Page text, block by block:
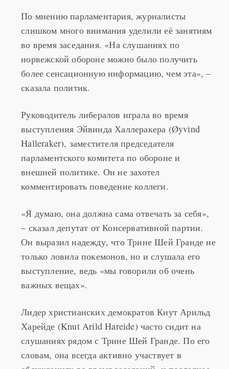
По мнению парламентария, журналисты
слишком много внимания уделили её занятиям
во время заседания. «На слушаниях по
норвежской обороне можно было получить
более сенсационную информацию, чем эта», –
сказала политик.
Руководитель либералов играла во время
выступления Эйвинда Халлеракера (Øyvind
Halleraker), заместителя председателя
парламентского комитета по обороне и
внешней политике. Он не захотел
комментировать поведение коллеги.
«Я думаю, она должна сама отвечать за себя»,
– сказал депутат от Консервативной партии.
Он выразил надежду, что Трине Шей Гранде не
только ловила покемонов, но и слушала его
выступление, ведь «мы говорили об очень
важных вещах».
Лидер христианских демократов Кнут Арильд
Харейде (Knut Arild Hareide) часто сидит на
слушаниях рядом с Трине Шей Гранде. По его
словам, она всегда активно участвует в